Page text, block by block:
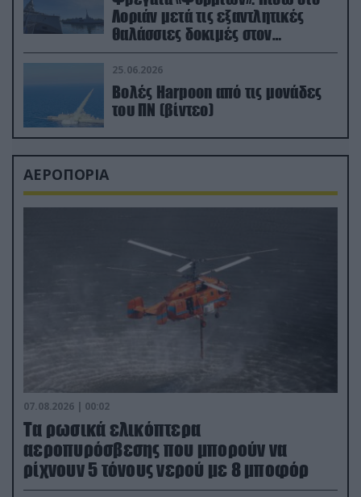
Λοριάν μετά τις εξαντλητικές
θαλάσσιες δοκιμές στον
απαιτητικό Βισκαϊκό
25.06.2026
Βολές Harpoon από τις μονάδες
του ΠΝ (βίντεο)
ΑΕΡΟΠΟΡΙΑ
07.08.2026 | 00:02
Τα ρωσικά ελικόπτερα
αεροπυρόσβεσης που μπορούν να
ρίχνουν 5 τόνους νερού με 8 μποφόρ